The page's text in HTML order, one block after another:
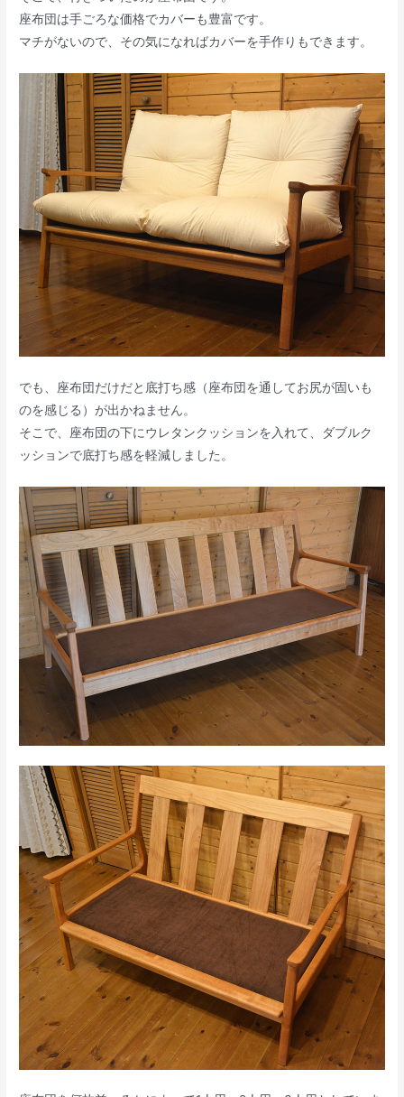
座布団は手ごろな価格でカバーも豊富です。
マチがないので、その気になればカバーを手作りもできます。
でも、座布団だけだと底打ち感（座布団を通してお尻が固いも
のを感じる）が出かねません。
そこで、座布団の下にウレタンクッションを入れて、ダブルク
ッションで底打ち感を軽減しました。